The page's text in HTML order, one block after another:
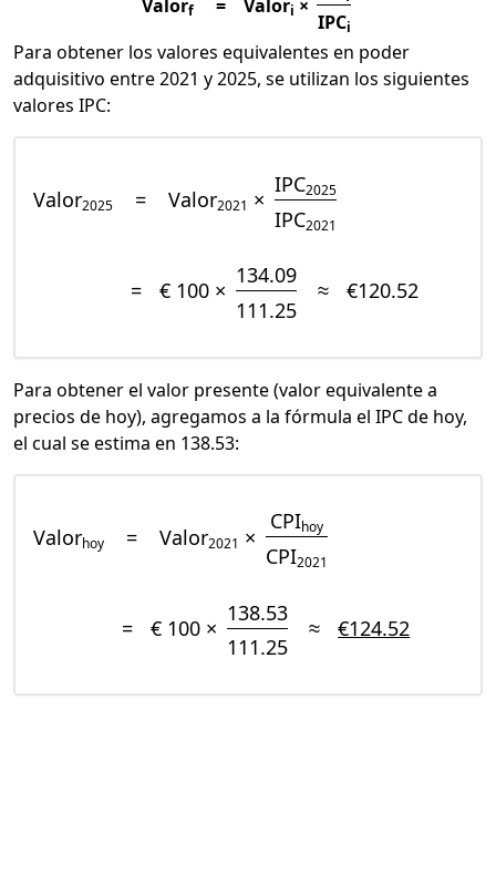
Valorf = Valori ×
IPCi
Para obtener los valores equivalentes en poder
adquisitivo entre 2021 y 2025, se utilizan los siguientes
valores IPC:
Valor2025 = Valor2021 ×
IPC2025
IPC2021
= € 100 ×
134.09
111.25
≈ €120.52
Para obtener el valor presente (valor equivalente a
precios de hoy), agregamos a la fórmula el IPC de hoy,
el cual se estima en 138.53:
Valorhoy = Valor2021 ×
CPIhoy
CPI2021
= € 100 ×
138.53
111.25
≈ €124.52